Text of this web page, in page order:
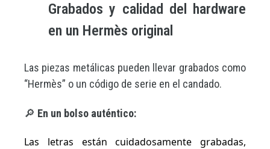
Grabados y calidad del hardware
en un Hermès original
Las piezas metálicas pueden llevar grabados como
“Hermès” o un código de serie en el candado.
🔎 En un bolso auténtico:
Las letras están cuidadosamente grabadas,